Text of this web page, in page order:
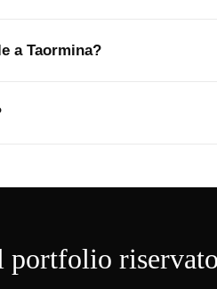
a Taormina?
portfolio